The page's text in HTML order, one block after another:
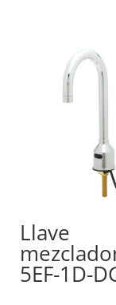
Llave
5EF-1D-